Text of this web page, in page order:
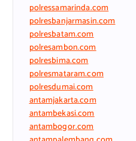
polressamarinda.com
polresbanjarmasin.com
polresbatam.com
polresambon.com
polresbima.com
polresmataram.com
polresdumai.com
antamjakarta.com
antambekasi.com
antambogor.com